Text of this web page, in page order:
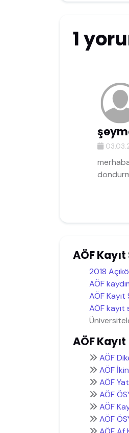
1
AÖF
2018
AÖF
AÖF
AÖF
AÖF Kayıt
AÖF
AÖF
AÖF
AÖF
AÖF
AÖF